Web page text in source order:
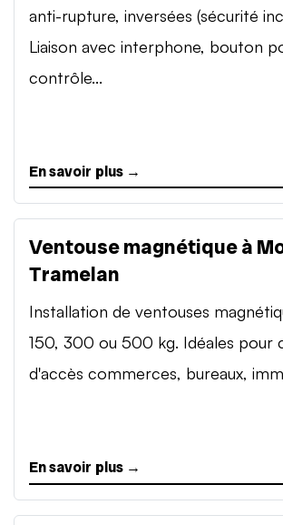
anti-rupture, inversées (sécurité
Liaison avec interphone, bouton
contrôle...
En savoir plus →
Ventouse magnétique à
Tramelan
Installation de ventouses
150, 300 ou 500 kg. Idéales pour
d'accès commerces, bureaux,
En savoir plus →